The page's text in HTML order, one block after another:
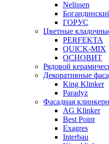
Nelissen
ГОРУС
Цветные
PERFEKTA
QUICK-MIX
ОСНОВИТ
Рядовой
Декоративные
King Klinker
Paradyz
Фасадная
AG Klinker
Best Point
Exagres
Interbau